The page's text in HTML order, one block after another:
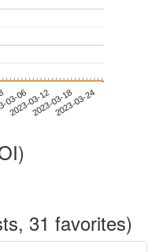
03-06
2023-03-122023-03-182023-03-24
31 favorites)